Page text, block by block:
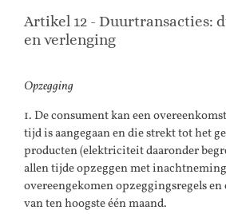
Artikel 12 - Duurtransacties:
en verlenging
Opzegging
1. De consument kan een
tijd is aangegaan en die strekt tot het
producten (elektriciteit daaronder
allen tijde opzeggen met
overeengekomen opzeggingsregels
van ten hoogste één maand.